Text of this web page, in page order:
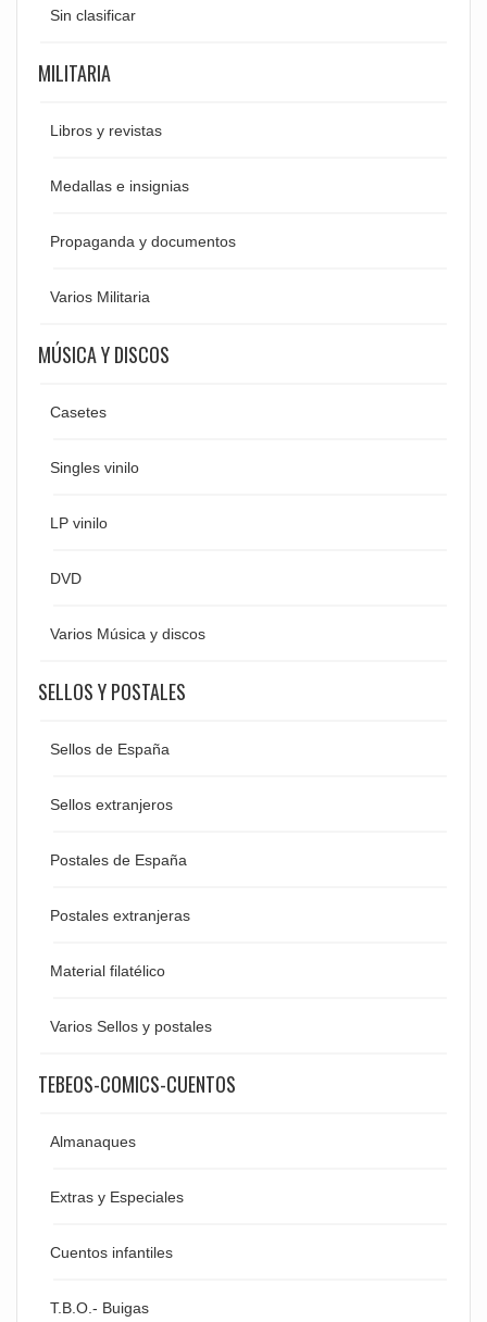
Sin clasificar
MILITARIA
Libros y revistas
Medallas e insignias
Propaganda y documentos
Varios Militaria
MÚSICA Y DISCOS
Casetes
Singles vinilo
LP vinilo
DVD
Varios Música y discos
SELLOS Y POSTALES
Sellos de España
Sellos extranjeros
Postales de España
Postales extranjeras
Material filatélico
Varios Sellos y postales
TEBEOS-COMICS-CUENTOS
Almanaques
Extras y Especiales
Cuentos infantiles
T.B.O.- Buigas